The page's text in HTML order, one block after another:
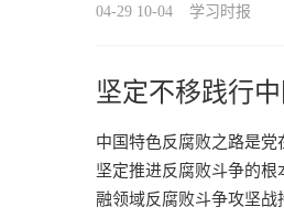
04-29 10-04 学习时报
坚定不移践行
中国特色反腐败之路是
坚定推进反腐败斗争的
融领域反腐败斗争攻坚